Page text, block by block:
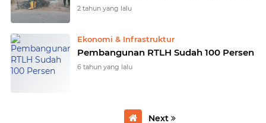
2 tahun yang lalu
Ekonomi & Infrastruktur
Pembangunan RTLH Sudah 100 Persen
6 tahun yang lalu
Next